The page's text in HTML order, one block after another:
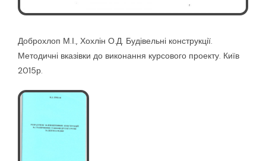
Доброхлоп М.І., Хохлін О.Д. Будівельні конструкції.
Методичні вказівки до виконання курсового проекту. Київ
2015р.